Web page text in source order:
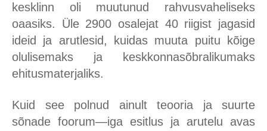
kesklinn oli muutunud rahvusvaheliseks
oaasiks. Üle 2900 osalejat 40 riigist jagasid
ideid ja arutlesid, kuidas muuta puitu kõige
olulisemaks ja keskkonnasõbralikumaks
ehitusmaterjaliks.
Kuid see polnud ainult teooria ja suurte
sõnade foorum—iga esitlus ja arutelu avas